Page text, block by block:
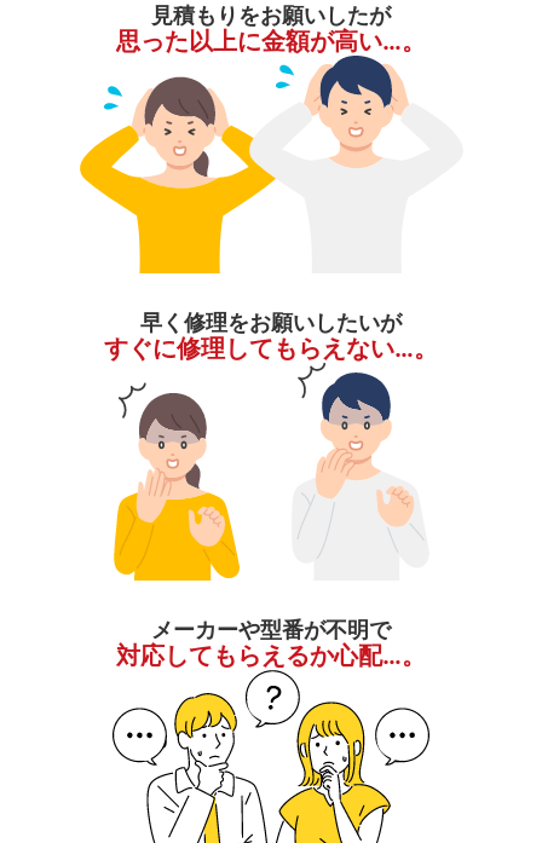
見積もりをお願いしたが
思った以上に金額が高い…。
早く修理をお願いしたいが
すぐに修理してもらえない…。
メーカーや型番が不明で
対応してもらえるか心配…。